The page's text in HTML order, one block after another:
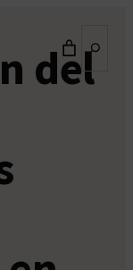
del